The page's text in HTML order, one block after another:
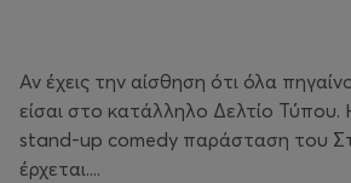
Αν έχεις την αίσθηση ότι όλα
είσαι στο κατάλληλο Δελτίο
stand-up comedy παράσταση του
έρχεται....